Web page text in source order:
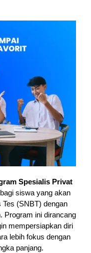
Spesialis Privat
siswa yang akan
(SNBT) dengan
Program ini dirancang
mempersiapkan diri
lebih fokus dengan
panjang.